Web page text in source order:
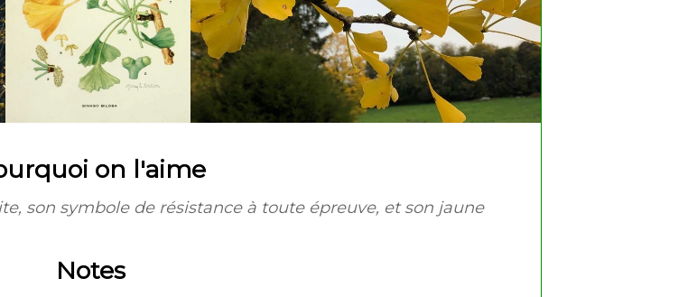
on l'aime
son symbole de résistance à toute épreuve, et son jaune
Notes